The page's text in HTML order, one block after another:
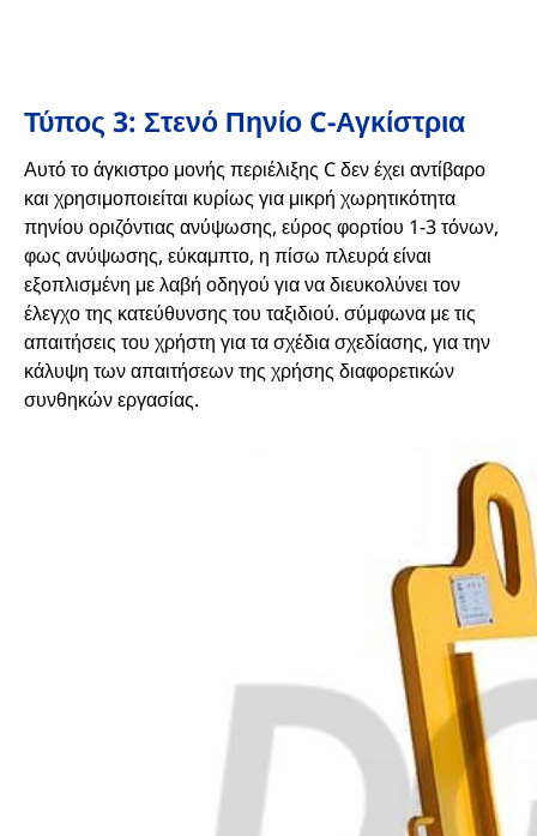
Τύπος 3: Στενό Πηνίο C-Αγκίστρια
Αυτό το άγκιστρο μονής περιέλιξης C δεν έχει αντίβαρο
και χρησιμοποιείται κυρίως για μικρή χωρητικότητα
πηνίου οριζόντιας ανύψωσης, εύρος φορτίου 1-3 τόνων,
φως ανύψωσης, εύκαμπτο, η πίσω πλευρά είναι
εξοπλισμένη με λαβή οδηγού για να διευκολύνει τον
έλεγχο της κατεύθυνσης του ταξιδιού. σύμφωνα με τις
απαιτήσεις του χρήστη για τα σχέδια σχεδίασης, για την
κάλυψη των απαιτήσεων της χρήσης διαφορετικών
συνθηκών εργασίας.